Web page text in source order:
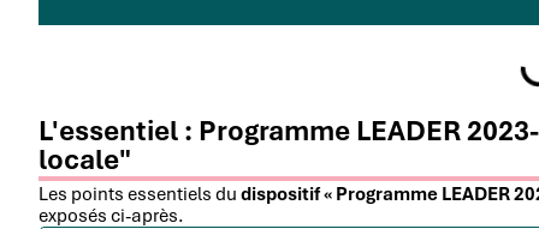
L'essentiel : Programme LEADER
locale"
Les points essentiels du dispositif « Programme LEADER
exposés ci-après.